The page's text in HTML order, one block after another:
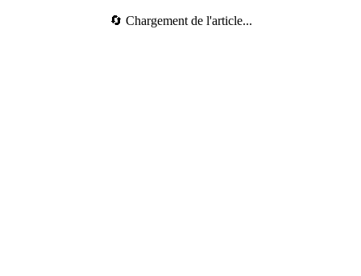
🔄 Chargement de l'article...